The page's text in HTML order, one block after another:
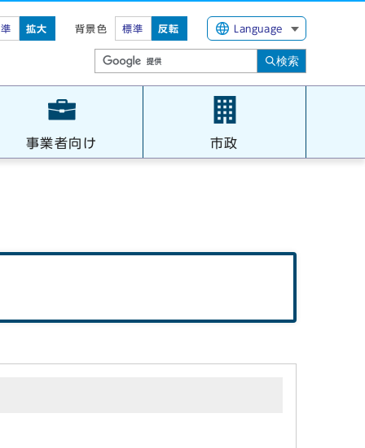
拡大 背景色 標準 反転 Language
検索
事業者向け 市政